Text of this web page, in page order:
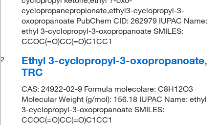
cyclopropanepropionate,ethyl3-cyclopropyl-3-
oxopropanoate PubChem CID: 262979 IUPAC Name:
ethyl 3-cyclopropyl-3-oxopropanoate SMILES:
CCOC(=O)CC(=O)C1CC1
2
Ethyl 3-cyclopropyl-3-oxopropanoate,
TRC
CAS: 24922-02-9 Formula molecolare: C8H12O3
Molecular Weight (g/mol): 156.18 IUPAC Name: ethyl
3-cyclopropyl-3-oxopropanoate SMILES:
CCOC(=O)CC(=O)C1CC1